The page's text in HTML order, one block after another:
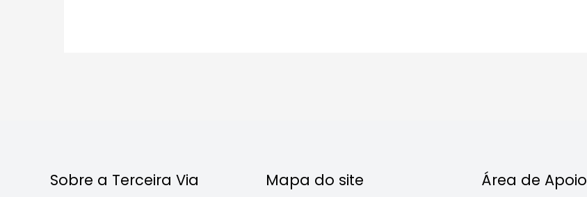
entre
Sobre a Terceira Via Mapa do site Área de Apoio